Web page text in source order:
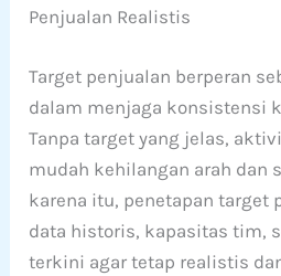
Penjualan Realistis
Target penjualan berperan
dalam menjaga konsistensi
Tanpa target yang jelas,
mudah kehilangan arah dan
karena itu, penetapan target
data historis, kapasitas tim,
terkini agar tetap realistis